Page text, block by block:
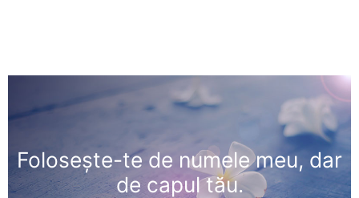
Foloseşte-te de numele meu, dar
de capul tău.